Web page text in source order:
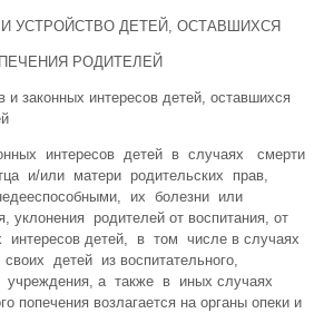
ДЕТЕЙ, ОСТАВШИХСЯ
РОДИТЕЛЕЙ
и законных интересов детей, оставшихся
интересов детей в случаях смерти
и/или матери родительских прав,
их болезни или
уклонения родителей от воспитания, от
интересов детей, в том числе в случаях
детей из воспитательного,
учреждения, а также в иных случаях
попечения возлагается на органы опеки и